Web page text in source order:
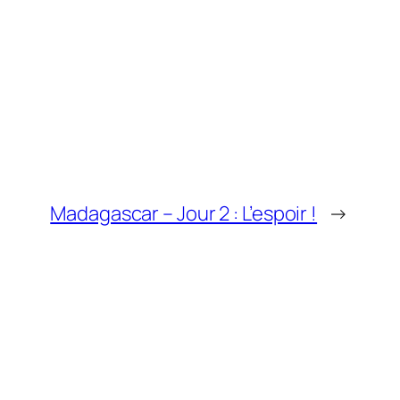
Madagascar – Jour 2 : L’espoir ! →